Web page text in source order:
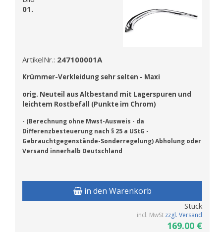
01.
ArtikelNr.: 247100001A
Krümmer-Verkleidung sehr selten - Maxi
orig. Neuteil aus Altbestand mit Lagerspuren und
leichtem Rostbefall (Punkte im Chrom)
- (Berechnung ohne Mwst-Ausweis - da
Differenzbesteuerung nach § 25 a UStG -
Gebrauchtgegenstände-Sonderregelung) Abholung oder
Versand innerhalb Deutschland
in den Warenkorb
Stück
incl. MwSt zzgl. Versand
169.00 €